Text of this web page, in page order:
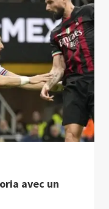
avec un